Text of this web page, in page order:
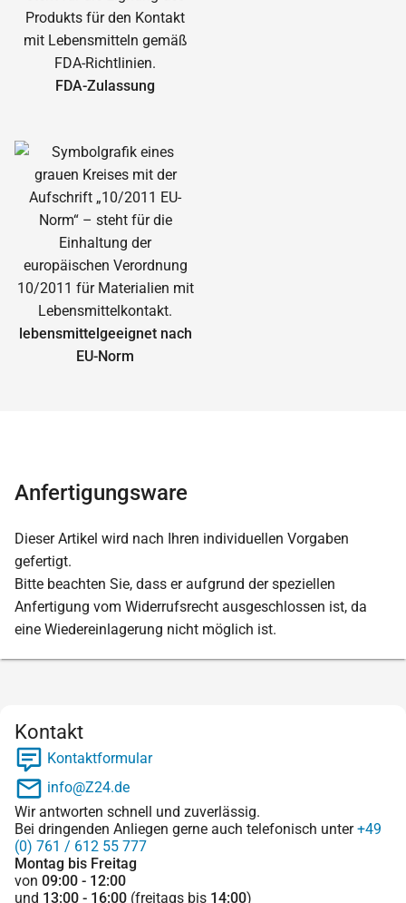
FDA-Zulassung
lebensmittelgeeignet nach
EU-Norm
Anfertigungsware
Dieser Artikel wird nach Ihren individuellen Vorgaben
gefertigt.
Bitte beachten Sie, dass er aufgrund der speziellen
Anfertigung vom Widerrufsrecht ausgeschlossen ist, da
eine Wiedereinlagerung nicht möglich ist.
Kontakt
Kontaktformular
info@Z24.de
Wir antworten schnell und zuverlässig.
Bei dringenden Anliegen gerne auch telefonisch unter+49
(0) 761 / 612 55 777
Montag bis Freitag
von 09:00 - 12:00
und 13:00 - 16:00 (freitags bis 14:00)